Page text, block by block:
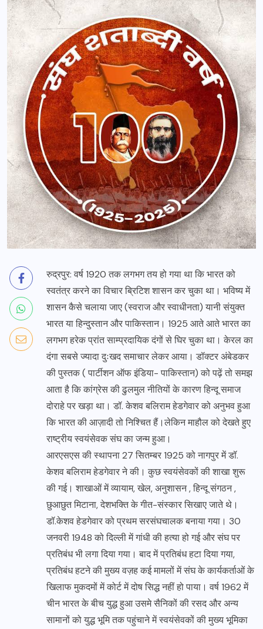
रुद्रपुर: वर्ष 1920 तक लगभग तय हो गया था कि भारत को
स्वतंत्र करने का विचार ब्रिटिश शासन कर चुका था। भविष्य में
शासन कैसे चलाया जाए (स्वराज और स्वाधीनता) यानी संयुक्त
भारत या हिन्दुस्तान और पाकिस्तान। 1925 आते आते भारत का
लगभग हरेक प्रांत साम्प्रदायिक दंगों से घिर चुका था। केरल का
दंगा सबसे ज्यादा दुःखद समाचार लेकर आया। डॉक्टर अंबेडकर
की पुस्तक ( पार्टीशन ऑफ इंडिया- पाकिस्तान) को पढ़ें तो समझ
आता है कि कांग्रेस की ढुलमुल नीतियों के कारण हिन्दू समाज
दोराहे पर खड़ा था। डॉ. केशव बलिराम हेडगेवार को अनुभव हुआ
कि भारत की आज़ादी तो निश्चित हैं।लेकिन माहौल को देखते हुए
राष्ट्रीय स्वयंसेवक संघ का जन्म हुआ।
आरएसएस की स्थापना 27 सितम्बर 1925 को नागपुर में डॉ.
केशव बलिराम हेडगेवार ने की। कुछ स्वयंसेवकों की शाखा शुरू
की गई। शाखाओं में व्यायाम, खेल, अनुशासन , हिन्दू संगठन ,
छुआछुत मिटाना, देशभक्ति के गीत-संस्कार सिखाए जाते थे।
डॉ.केशव हेडगेवार को प्रथम सरसंघचालक बनाया गया। 30
जनवरी 1948 को दिल्ली में गांधी की हत्या हो गई और संघ पर
प्रतिबंध भी लगा दिया गया। बाद में प्रतिबंध हटा दिया गया,
प्रतिबंध हटने की मुख्य वज़ह कई मामलों में संघ के कार्यकर्ताओं के
खिलाफ मुकदमों में कोर्ट में दोष सिद्ध नहीं हो पाया। वर्ष 1962 में
चीन भारत के बीच युद्ध हुआ उसमे सैनिकों की रसद और अन्य
सामानों को युद्ध भूमि तक पहुंचाने में स्वयंसेवकों की मुख्य भूमिका